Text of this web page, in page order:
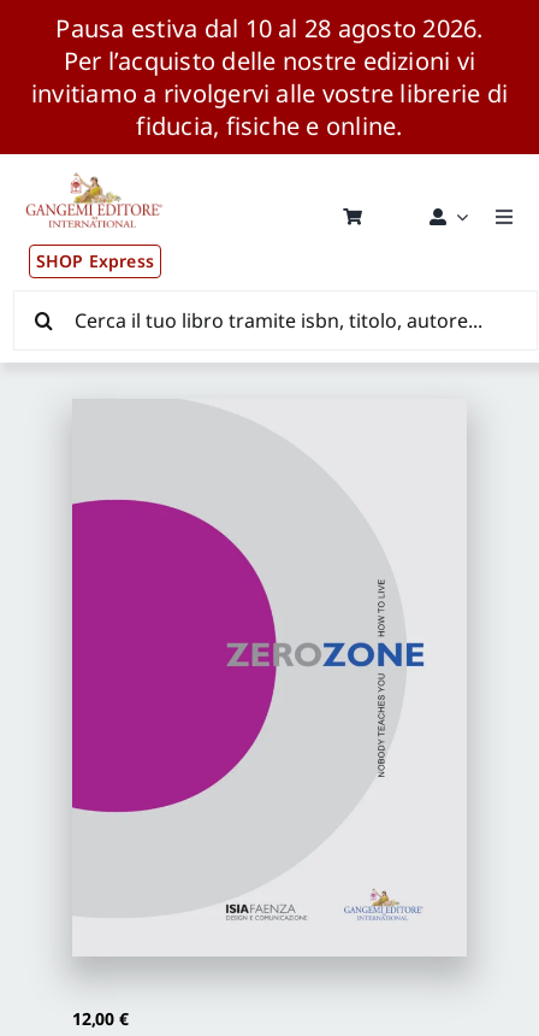
Pausa estiva dal 10 al 28 agosto 2026.
Per l’acquisto delle nostre edizioni vi
invitiamo a rivolgervi alle vostre librerie di
fiducia, fisiche e online.
contenuto
SHOP Express
Pubblicazioni
News ed Eventi
CONSIP / MEPA / ANVUR / CINECA
Proposte di pubblicazione
per:
12,00 €